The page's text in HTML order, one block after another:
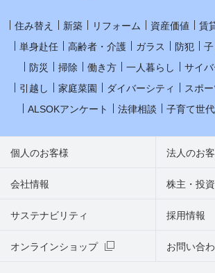
住み替え 新築 リフォーム 資産価値 賃
単身赴任
高齢者・介護 ガラス 防犯 子
防災
掃除 働き方 一人暮らし
サイ
引越し
家庭菜園 ダイバーシティ スポ
ALSOKアンケート
法律相談 子育て世代
個人のお客様 法人のお
会社情報 株主・投
サステナビリティ
オンラインショップ お問い合
採用情報